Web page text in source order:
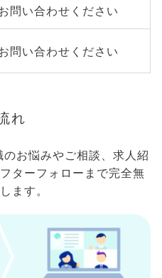
問い合わせください
問い合わせください
れ
お悩みやご相談、求人紹
ターフォローまで完全無
ます。